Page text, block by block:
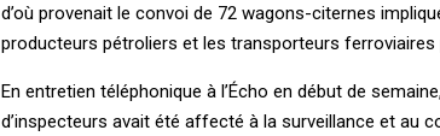
d’où provenait le convoi de 72 wagons-citernes
producteurs pétroliers et les transporteurs
En entretien téléphonique à l’Écho en début de
d’inspecteurs avait été affecté à la surveillance et au